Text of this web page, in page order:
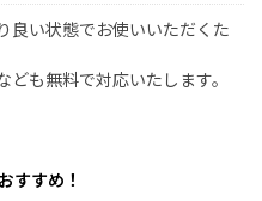
良い状態でお使いいただくた
も無料で対応いたします。
すすめ！